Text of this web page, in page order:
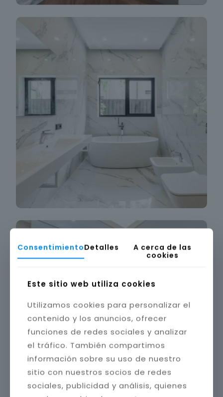
ConsentimientoDetalles
A cerca de las
cookies
Este sitio web utiliza cookies
Utilizamos cookies para personalizar el
contenido y los anuncios, ofrecer
funciones de redes sociales y analizar
el tráfico. También compartimos
información sobre su uso de nuestro
sitio con nuestros socios de redes
sociales, publicidad y análisis, quienes